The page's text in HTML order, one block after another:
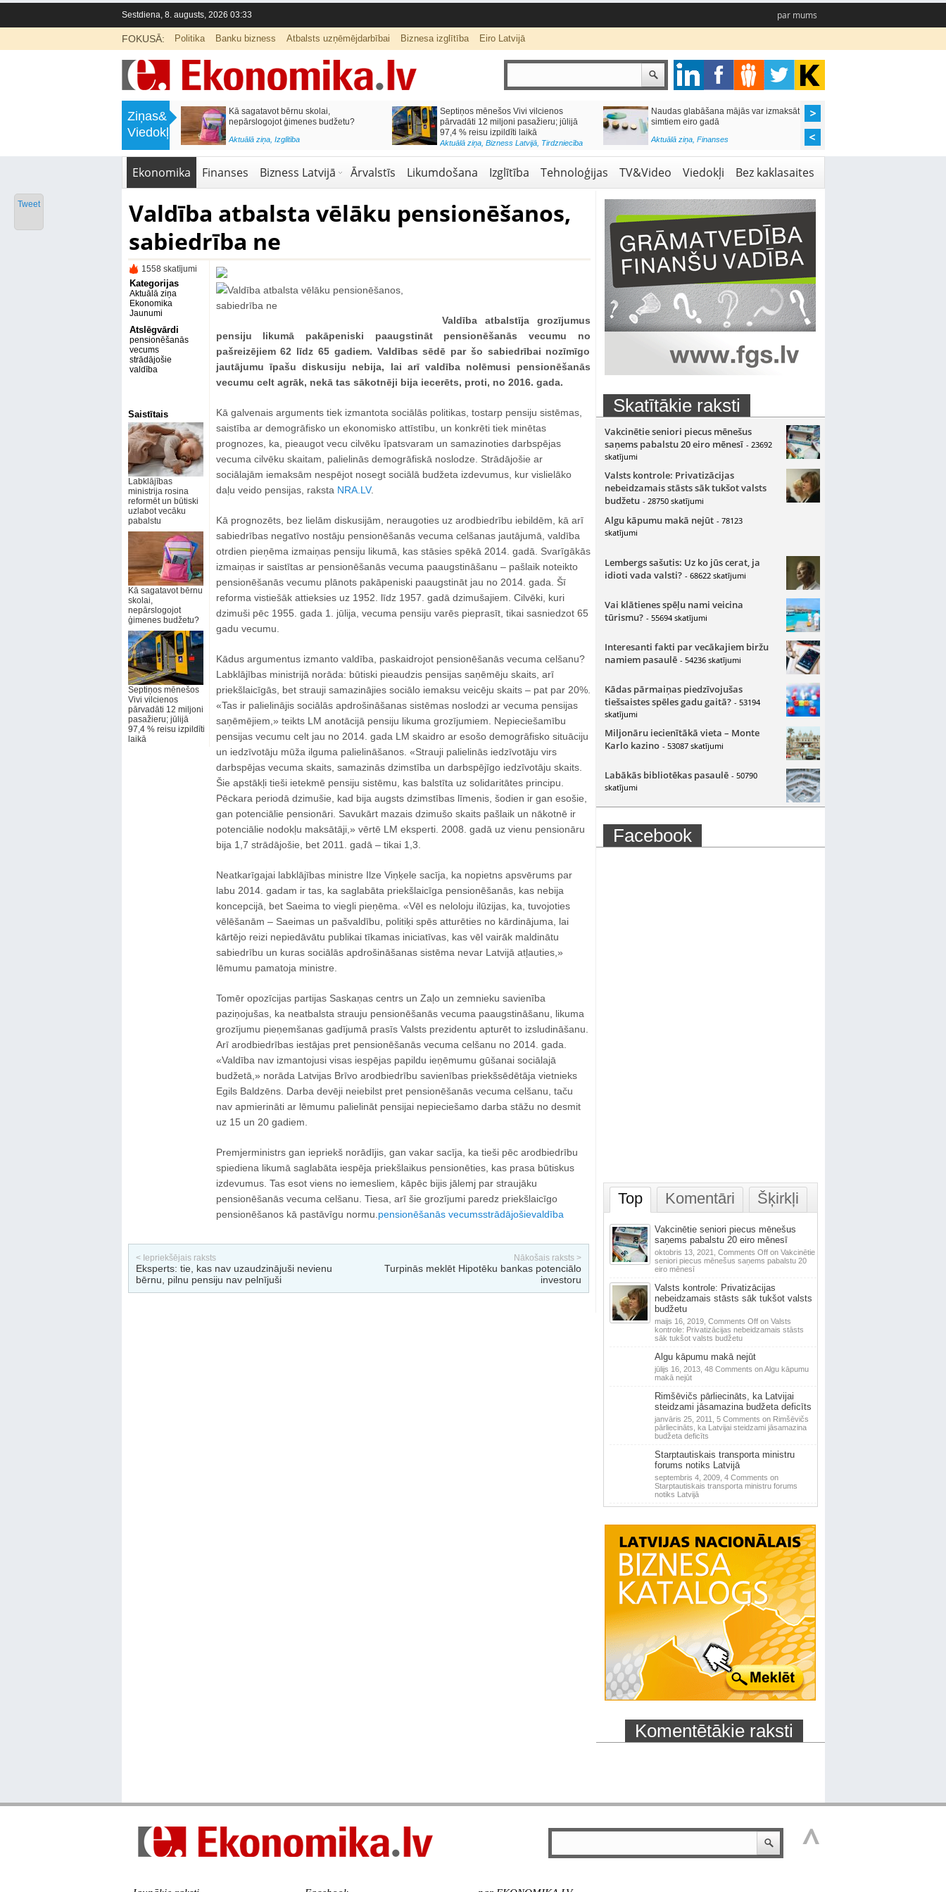
Sestdiena, 8. augusts, 2026 03:33 par mums
FOKUSĀ: Politika Banku bizness Atbalsts uzņēmējdarbībai Biznesa izglītība Eiro Latvijā
Ziņas&
Viedokļi
Labklājības ministrija rosina reformēt
un būtiski uzlabot vecāku pabalstu
Kā sagatavot bērnu skolai,
nepārslogojot ģimenes budžetu?
Aktuālā ziņa, Izglītība
Septiņos mēnešos Vivi vilcienos
pārvadāti 12 miljoni pasažieru; jūlijā
97,4 % reisu izpildīti laikā
Aktuālā ziņa, Bizness Latvijā, Tirdzniecība
Naudas glabāšana mājās var izmaksāt
simtiem eiro gadā
Aktuālā ziņa, Finanses
Ekonomika Finanses Bizness Latvijā Ārvalstīs Likumdošana Izglītība Tehnoloģijas TV&Video Viedokļi Bez kaklasaites
Valdība atbalsta vēlāku pensionēšanos,
sabiedrība ne
1558 skatījumi
Kategorijas
Aktuālā ziņa
Ekonomika
Jaunumi
Atslēgvārdi
pensionēšanās
vecums
strādājošie
valdība
Saistītais
Labklājības
ministrija rosina
reformēt un būtiski
uzlabot vecāku
pabalstu
Kā sagatavot bērnu
skolai,
nepārslogojot
ģimenes budžetu?
Septiņos mēnešos
Vivi vilcienos
pārvadāti 12 miljoni
pasažieru; jūlijā
97,4 % reisu izpildīti
laikā
Valdība atbalstīja grozījumus
pensiju likumā pakāpeniski paaugstināt pensionēšanās vecumu no
pašreizējiem 62 līdz 65 gadiem. Valdības sēdē par šo sabiedrībai nozīmīgo
jautājumu īpašu diskusiju nebija, lai arī valdība nolēmusi pensionēšanās
vecumu celt agrāk, nekā tas sākotnēji bija iecerēts, proti, no 2016. gada.
Kā galvenais arguments tiek izmantota sociālās politikas, tostarp pensiju sistēmas,
saistība ar demogrāfisko un ekonomisko attīstību, un konkrēti tiek minētas
prognozes, ka, pieaugot vecu cilvēku īpatsvaram un samazinoties darbspējas
vecuma cilvēku skaitam, palielinās demogrāfiskā noslodze. Strādājošie ar
sociālajām iemaksām nespējot nosegt sociālā budžeta izdevumus, kur vislielāko
daļu veido pensijas, raksta NRA.LV.
Kā prognozēts, bez lielām diskusijām, neraugoties uz arodbiedrību iebildēm, kā arī
sabiedrības negatīvo nostāju pensionēšanās vecuma celšanas jautājumā, valdība
otrdien pieņēma izmaiņas pensiju likumā, kas stāsies spēkā 2014. gadā. Svarīgākās
izmaiņas ir saistītas ar pensionēšanās vecuma paaugstināšanu – pašlaik noteikto
pensionēšanās vecumu plānots pakāpeniski paaugstināt jau no 2014. gada. Šī
reforma vistiešāk attieksies uz 1952. līdz 1957. gadā dzimušajiem. Cilvēki, kuri
dzimuši pēc 1955. gada 1. jūlija, vecuma pensiju varēs pieprasīt, tikai sasniedzot 65
gadu vecumu.
Kādus argumentus izmanto valdība, paskaidrojot pensionēšanās vecuma celšanu?
Labklājības ministrijā norāda: būtiski pieaudzis pensijas saņēmēju skaits, arī
priekšlaicīgās, bet strauji samazinājies sociālo iemaksu veicēju skaits – pat par 20%.
«Tas ir palielinājis sociālās apdrošināšanas sistēmas noslodzi ar vecuma pensijas
saņēmējiem,» teikts LM anotācijā pensiju likuma grozījumiem. Nepieciešamību
pensijas vecumu celt jau no 2014. gada LM skaidro ar esošo demogrāfisko situāciju
un iedzīvotāju mūža ilguma palielināšanos. «Strauji palielinās iedzīvotāju virs
darbspējas vecuma skaits, samazinās dzimstība un darbspējīgo iedzīvotāju skaits.
Šie apstākļi tieši ietekmē pensiju sistēmu, kas balstīta uz solidaritātes principu.
Pēckara periodā dzimušie, kad bija augsts dzimstības līmenis, šodien ir gan esošie,
gan potenciālie pensionāri. Savukārt mazais dzimušo skaits pašlaik un nākotnē ir
potenciālie nodokļu maksātāji,» vērtē LM eksperti. 2008. gadā uz vienu pensionāru
bija 1,7 strādājošie, bet 2011. gadā – tikai 1,3.
Neatkarīgajai labklājības ministre Ilze Viņķele sacīja, ka nopietns apsvērums par
labu 2014. gadam ir tas, ka saglabāta priekšlaicīga pensionēšanās, kas nebija
koncepcijā, bet Saeima to viegli pieņēma. «Vēl es neloloju ilūzijas, ka, tuvojoties
vēlēšanām – Saeimas un pašvaldību, politiķi spēs atturēties no kārdinājuma, lai
kārtējo reizi nepiedāvātu publikai tīkamas iniciatīvas, kas vēl vairāk maldinātu
sabiedrību un kuras sociālās apdrošināšanas sistēma nevar Latvijā atļauties,»
lēmumu pamatoja ministre.
Tomēr opozīcijas partijas Saskaņas centrs un Zaļo un zemnieku savienība
paziņojušas, ka neatbalsta strauju pensionēšanās vecuma paaugstināšanu, likuma
grozījumu pieņemšanas gadījumā prasīs Valsts prezidentu apturēt to izsludināšanu.
Arī arodbiedrības iestājas pret pensionēšanās vecuma celšanu no 2014. gada.
«Valdība nav izmantojusi visas iespējas papildu ieņēmumu gūšanai sociālajā
budžetā,» norāda Latvijas Brīvo arodbiedrību savienības priekšsēdētāja vietnieks
Egils Baldzēns. Darba devēji neiebilst pret pensionēšanās vecuma celšanu, taču
nav apmierināti ar lēmumu palielināt pensijai nepieciešamo darba stāžu no desmit
uz 15 un 20 gadiem.
Premjerministrs gan iepriekš norādījis, gan vakar sacīja, ka tieši pēc arodbiedrību
spiediena likumā saglabāta iespēja priekšlaikus pensionēties, kas prasa būtiskus
izdevumus. Tas esot viens no iemesliem, kāpēc bijis jālemj par straujāku
pensionēšanās vecuma celšanu. Tiesa, arī šie grozījumi paredz priekšlaicīgo
pensionēšanos kā pastāvīgu normu. pensionēšanās vecumsstrādājošievaldība
< Iepriekšējais raksts
Eksperts: tie, kas nav uzaudzinājuši nevienu
bērnu, pilnu pensiju nav pelnījuši
Nākošais raksts >
Turpinās meklēt Hipotēku bankas potenciālo
investoru
Skatītākie raksti
Vakcinētie seniori piecus mēnešus
saņems pabalstu 20 eiro mēnesī - 23692
skatījumi
Valsts kontrole: Privatizācijas
nebeidzamais stāsts sāk tukšot valsts
budžetu - 28750 skatījumi
Algu kāpumu makā nejūt - 78123
skatījumi
Lembergs sašutis: Uz ko jūs cerat, ja
idioti vada valsti? - 68622 skatījumi
Vai klātienes spēļu nami veicina
tūrismu? - 55694 skatījumi
Interesanti fakti par vecākajiem biržu
namiem pasaulē - 54236 skatījumi
Kādas pārmaiņas piedzīvojušas
tiešsaistes spēles gadu gaitā? - 53194
skatījumi
Miljonāru iecienītākā vieta – Monte
Karlo kazino - 53087 skatījumi
Labākās bibliotēkas pasaulē - 50790
skatījumi
Facebook
Top Komentāri Šķirkļi
Vakcinētie seniori piecus mēnešus
saņems pabalstu 20 eiro mēnesī
oktobris 13, 2021, Comments Offon Vakcinētie
seniori piecus mēnešus saņems pabalstu 20
eiro mēnesī
Valsts kontrole: Privatizācijas
nebeidzamais stāsts sāk tukšot valsts
budžetu
maijs 16, 2019, Comments Offon Valsts
kontrole: Privatizācijas nebeidzamais stāsts
sāk tukšot valsts budžetu
Algu kāpumu makā nejūt
jūlijs 16, 2013, 48 Comments on Algu kāpumu
makā nejūt
Rimšēvičs pārliecināts, ka Latvijai
steidzami jāsamazina budžeta deficīts
janvāris 25, 2011, 5 Comments on Rimšēvičs
pārliecināts, ka Latvijai steidzami jāsamazina
budžeta deficīts
Starptautiskais transporta ministru
forums notiks Latvijā
septembris 4, 2009, 4 Comments on
Starptautiskais transporta ministru forums
notiks Latvijā
Komentētākie raksti
Tweet